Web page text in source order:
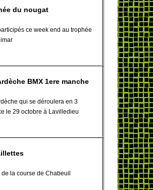
du nougat
ce week end au trophée
BMX 1ere manche
qui se déroulera en 3
le 29 octobre à Lavilledieu
la course de Chabeuil